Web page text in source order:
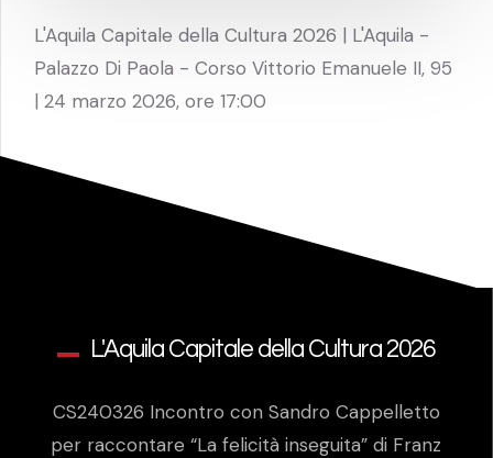
L'Aquila Capitale della Cultura 2026 | L'Aquila -
Palazzo Di Paola - Corso Vittorio Emanuele II, 95
| 24 marzo 2026, ore 17:00
L'Aquila Capitale della Cultura 2026
CS240326 Incontro con Sandro Cappelletto
per raccontare “La felicità inseguita” di Franz